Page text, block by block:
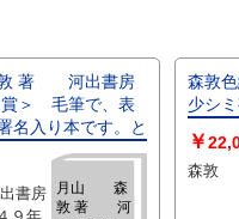
著 河出書房
賞＞ 毛筆で、表
名入り本です。と
月山 森
敦 著 河
森敦
少シ
￥
森敦